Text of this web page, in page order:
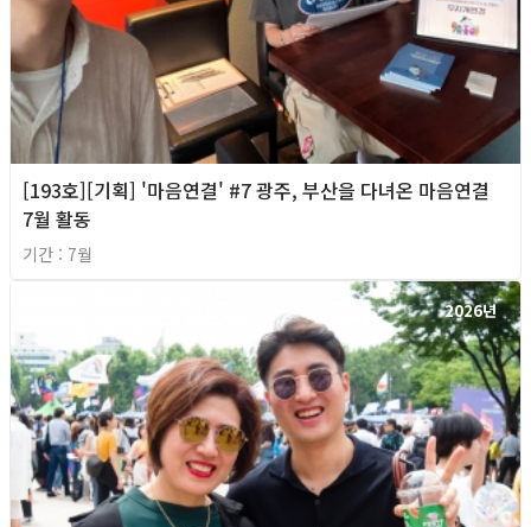
[193호][기획] '마음연결' #7 광주, 부산을 다녀온 마음연결
7월 활동
기간 : 7월
2026년